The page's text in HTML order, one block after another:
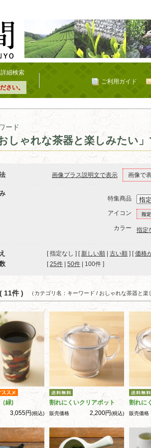
詳細検索
さい。
ご利用ガイド
ード
しゃれな茶器と楽しみたい
画像プラス説明文で表示 画像で
特集商品
アイコン
カラー 指定
[ 指定なし ] [ 新しい順 古い順 ] [価格
[ 25件 50件 100件 ]
11件 ) （カテゴリ名：キーワード / おしゃれな茶器と楽
緑)
3,055円(税込)
割れにくいクリアポット
販売価格 2,200円(税込)
割れに
販売価格